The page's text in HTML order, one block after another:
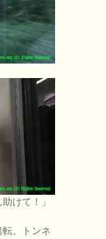
けて！」
。トンネ